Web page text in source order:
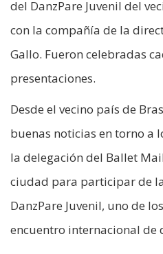
del DanzPare Juvenil del
con la compañía de la
Gallo. Fueron celebradas
presentaciones.
Desde el vecino país de
buenas noticias en torno a
la delegación del Ballet
ciudad para participar de
DanzPare Juvenil, uno de
encuentro internacional de